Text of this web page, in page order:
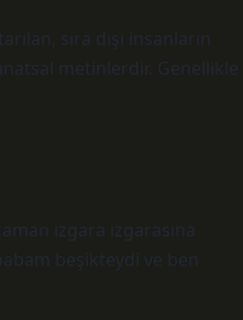
sıra dışı insanların
metinlerdir. Genellikle
ızgara ızgarasına
beşikteydi ve ben